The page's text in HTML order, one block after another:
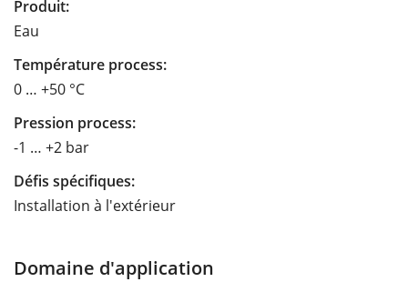
Produit:
Eau
Température process:
0 … +50 °C
Pression process:
-1 … +2 bar
Défis spécifiques:
Installation à l'extérieur
Domaine d'application